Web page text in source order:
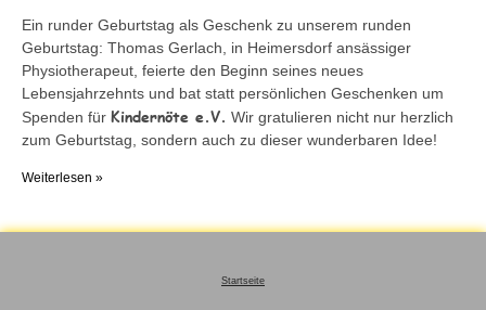
Ein runder Geburtstag als Geschenk zu unserem runden
Geburtstag: Thomas Gerlach, in Heimersdorf ansässiger
Physiotherapeut, feierte den Beginn seines neues
Lebensjahrzehnts und bat statt persönlichen Geschenken um
Spenden für Kindernöte e.V. Wir gratulieren nicht nur herzlich
zum Geburtstag, sondern auch zu dieser wunderbaren Idee!
Weiterlesen »
Startseite